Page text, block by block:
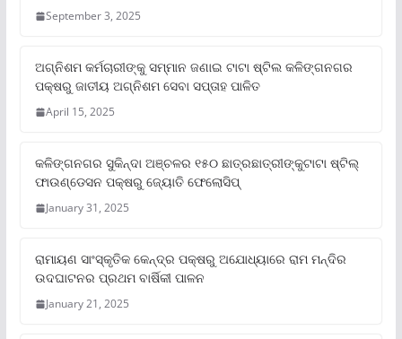
September 3, 2025
ଅଗ୍ନିଶମ କର୍ମଚାରୀଙ୍କୁ ସମ୍ମାନ ଜଣାଇ ଟାଟା ଷ୍ଟିଲ କଳିଙ୍ଗନଗର
ପକ୍ଷରୁ ଜାତୀୟ ଅଗ୍ନିଶମ ସେବା ସପ୍ତାହ ପାଳିତ
April 15, 2025
କଳିଙ୍ଗନଗର ସୁକିନ୍ଦା ଅଞ୍ଚଳର ୧୫୦ ଛାତ୍ରଛାତ୍ରୀଙ୍କୁଟାଟା ଷ୍ଟିଲ୍
ଫାଉଣ୍ଡେସନ ପକ୍ଷରୁ ଜ୍ୟୋତି ଫେଲୋସିପ୍‌
January 31, 2025
ରାମାୟଣ ସାଂସ୍କୃତିକ କେନ୍ଦ୍ର ପକ୍ଷରୁ ଅଯୋଧ୍ୟାରେ ରାମ ମନ୍ଦିର
ଉଦଘାଟନର ପ୍ରଥମ ବାର୍ଷିକୀ ପାଳନ
January 21, 2025